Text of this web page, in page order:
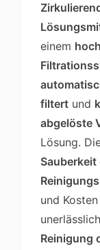
einem
filtert und
abgelöste
Lösung.
und
Reinigung